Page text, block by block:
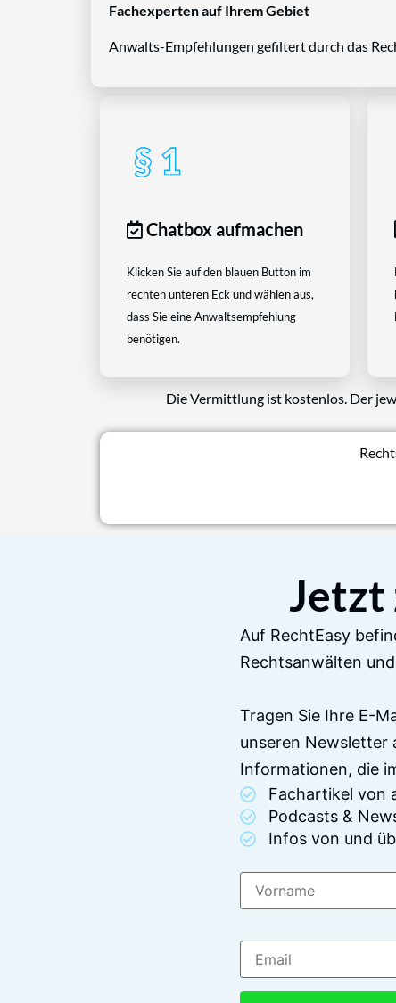
Fachexperten auf Ihrem Gebiet
Anwalts-Empfehlungen gefiltert durch das
Chatbox aufmachen
Klicken Sie auf den blauen Button im
rechten unteren Eck und wählen aus,
dass Sie eine Anwaltsempfehlung
benötigen.
Die Vermittlung ist kostenlos. Der
Jetzt
Auf RechtEasy
Rechtsanwälten
Tragen Sie Ihre E-
unseren Newsletter
Informationen, die
Fachartikel von
Podcasts &
Infos von und